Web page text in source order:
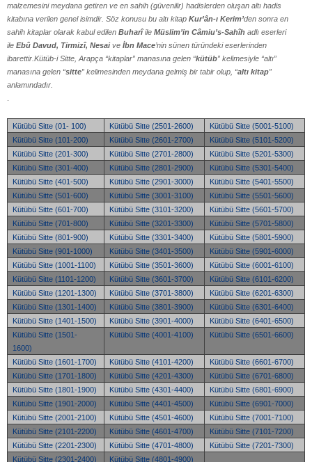
malzemesini meydana getiren ve en sahih (güvenilir) hadislerden oluşan altı hadis
kitabına verilen genel isimdir. Söz konusu bu altı kitap Kur’ân-ı Kerim’den sonra en
sahih kitaplar olarak kabul edilen Buharîile Müslim’in Câmiu’s-Sahîh adlı eserleri
ile Ebû Davud, Tirmizî, Nesaive İbn Mace’nin sünen türündeki eserlerinden
ibarettir.Kütüb-i Sitte, Arapça “kitaplar” manasına gelen “kütüb” kelimesiyle “altı”
manasına gelen “sitte” kelimesinden meydana gelmiş bir tabir olup, “altı kitap”
anlamındadır.
Kütübü Sitte (01- 100) Kütübü Sitte (2501-2600)
Kütübü Sitte (5001-5100)
Kütübü Sitte (101-200)
Kütübü Sitte (2601-2700)
Kütübü Sitte (5101-5200)
Kütübü Sitte (201-300)
Kütübü Sitte (2701-2800)
Kütübü Sitte (5201-5300)
Kütübü Sitte (301-400)
Kütübü Sitte (2801-2900)
Kütübü Sitte (5301-5400)
Kütübü Sitte (401-500)
Kütübü Sitte (2901-3000)
Kütübü Sitte (5401-5500)
Kütübü Sitte (501-600)
Kütübü Sitte (3001-3100)
Kütübü Sitte (5501-5600)
Kütübü Sitte (601-700)
Kütübü Sitte (3101-3200)
Kütübü Sitte (5601-5700)
Kütübü Sitte (701-800)
Kütübü Sitte (3201-3300)
Kütübü Sitte (5701-5800)
Kütübü Sitte (801-900)
Kütübü Sitte (3301-3400)
Kütübü Sitte (5801-5900)
Kütübü Sitte (901-1000)
Kütübü Sitte (3401-3500)
Kütübü Sitte (5901-6000)
Kütübü Sitte (1001-1100)
Kütübü Sitte (3501-3600)
Kütübü Sitte (6001-6100)
Kütübü Sitte (1101-1200)
Kütübü Sitte (3601-3700)
Kütübü Sitte (6101-6200)
Kütübü Sitte (1201-1300)
Kütübü Sitte (3701-3800)
Kütübü Sitte (6201-6300)
Kütübü Sitte (1301-1400)
Kütübü Sitte (3801-3900)
Kütübü Sitte (6301-6400)
Kütübü Sitte (1401-1500)
Kütübü Sitte (3901-4000)
Kütübü Sitte (6401-6500)
Kütübü Sitte (1501-
1600)
Kütübü Sitte (4001-4100) Kütübü Sitte (6501-6600)
Kütübü Sitte (1601-1700) Kütübü Sitte (4101-4200)
Kütübü Sitte (6601-6700)
Kütübü Sitte (1701-1800)
Kütübü Sitte (4201-4300)
Kütübü Sitte (6701-6800)
Kütübü Sitte (1801-1900)
Kütübü Sitte (4301-4400)
Kütübü Sitte (6801-6900)
Kütübü Sitte (1901-2000)
Kütübü Sitte (4401-4500)
Kütübü Sitte (6901-7000)
Kütübü Sitte (2001-2100)
Kütübü Sitte (4501-4600)
Kütübü Sitte (7001-7100)
Kütübü Sitte (2101-2200)
Kütübü Sitte (4601-4700)
Kütübü Sitte (7101-7200)
Kütübü Sitte (2201-2300)
Kütübü Sitte (4701-4800)
Kütübü Sitte (7201-7300)
Kütübü Sitte (2301-2400)
Kütübü Sitte (4801-4900)